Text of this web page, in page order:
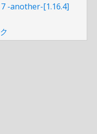
7 -another-[1.16.4]